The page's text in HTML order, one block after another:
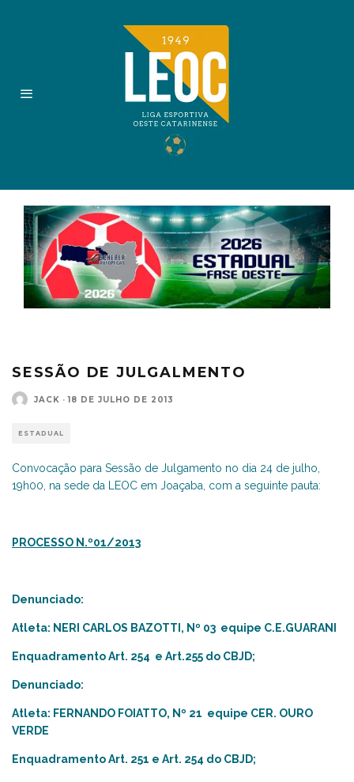
SESSÃO DE JULGALMENTO
JACK · 18 DE JULHO DE 2013
ESTADUAL
Convocação para Sessão de Julgamento no dia 24 de julho,
19h00, na sede da LEOC em Joaçaba, com a seguinte pauta:
PROCESSO N.º01/2013
Denunciado:
Atleta: NERI CARLOS BAZOTTI, Nº 03 equipe C.E.GUARANI
Enquadramento Art. 254 e Art.255 do CBJD;
Denunciado:
Atleta: FERNANDO FOIATTO, Nº 21 equipe CER. OURO
VERDE
Enquadramento Art. 251 e Art. 254 do CBJD;